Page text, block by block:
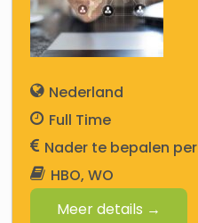
Nederland
Full Time
Nader te bepalen
HBO WO
Meer details